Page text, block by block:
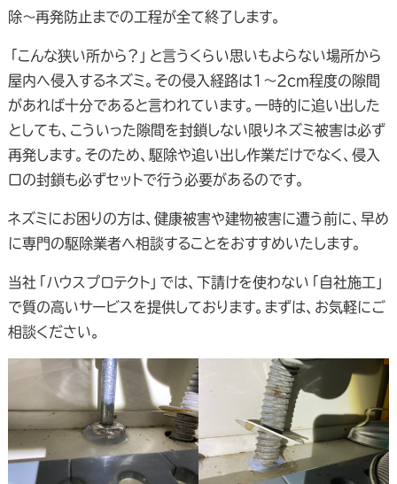
除～再発防止までの工程が全て終了します。
「こんな狭い所から？」と言うくらい思いもよらない場所から
屋内へ侵入するネズミ。その侵入経路は1～2cm程度の隙間
があれば十分であると言われています。一時的に追い出した
としても、こういった隙間を封鎖しない限りネズミ被害は必ず
再発します。そのため、駆除や追い出し作業だけでなく、侵入
口の封鎖も必ずセットで行う必要があるのです。
ネズミにお困りの方は、健康被害や建物被害に遭う前に、早め
に専門の駆除業者へ相談することをおすすめいたします。
当社「ハウスプロテクト」では、下請けを使わない「自社施工」
で質の高いサービスを提供しております。まずは、お気軽にご
相談ください。